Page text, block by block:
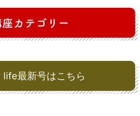
最新号はこちら